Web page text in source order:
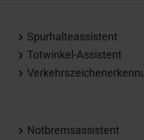
Spurhalteassistent
Totwinkel-Assistent
Notbremsassistent